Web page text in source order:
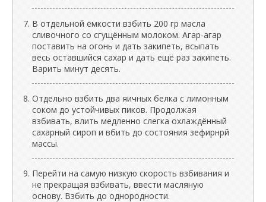
В отдельной ёмкости взбить 200 гр масла
сливочного со сгущённым молоком. Агар-агар
поставить на огонь и дать закипеть, всыпать
весь оставшийся сахар и дать ещё раз закипеть.
Варить минут десять.
Отдельно взбить два яичных белка с лимонным
соком до устойчивых пиков. Продолжая
взбивать, влить медленно слегка охлаждённый
сахарный сироп и вбить до состояния зефирнрй
массы.
Перейти на самую низкую скорость взбивания и
не прекращая взбивать, ввести масляную
основу. Взбить до однородности.